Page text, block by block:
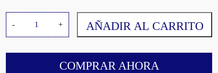
-
D
+ AÑADIR AL CARRITO
COMPRAR AHORA